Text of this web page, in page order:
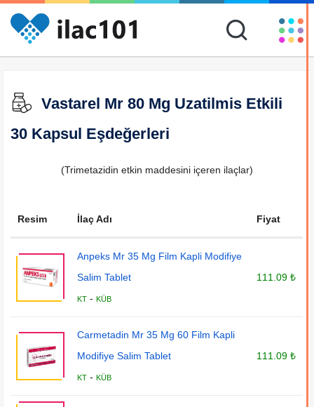
Vastarel Mr 80 Mg Uzatilmis Etkili
30 Kapsul Eşdeğerleri
(Trimetazidin etkin maddesini içeren ilaçlar)
Resim İlaç Adı Fiyat
Anpeks Mr 35 Mg Film Kapli Modifiye
Salim Tablet
KT -KÜB
111.09 ₺
Carmetadin Mr 35 Mg 60 Film Kapli
Modifiye Salim Tablet
KT -KÜB
111.09 ₺